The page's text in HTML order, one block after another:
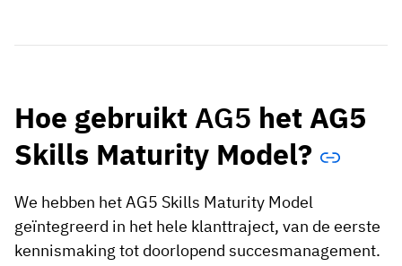
Hoe gebruiktAG5 het AG5
Skills Maturity Model?
We hebben het AG5 Skills Maturity Model
geïntegreerd in het hele klanttraject, van de eerste
kennismaking tot doorlopend succesmanagement.